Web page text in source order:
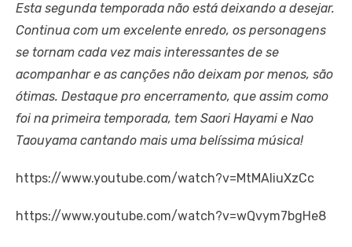
Esta segunda temporada não está deixando a desejar.
Continua com um excelente enredo, os personagens
se tornam cada vez mais interessantes de se
acompanhar e as canções não deixam por menos, são
ótimas. Destaque pro encerramento, que assim como
foi na primeira temporada, tem Saori Hayami e Nao
Taouyama cantando mais uma belíssima música!
https://www.youtube.com/watch?v=MtMAliuXzCc
https://www.youtube.com/watch?v=wQvym7bgHe8